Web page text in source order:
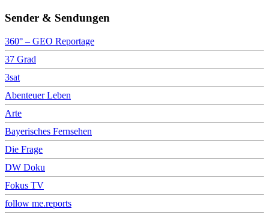
Sender & Sendungen
360° – GEO Reportage
37 Grad
3sat
Abenteuer Leben
Arte
Bayerisches Fernsehen
Die Frage
DW Doku
Fokus TV
follow me.reports